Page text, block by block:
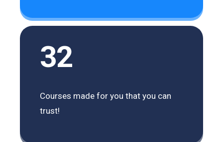
32
Courses made for you that you can
trust!